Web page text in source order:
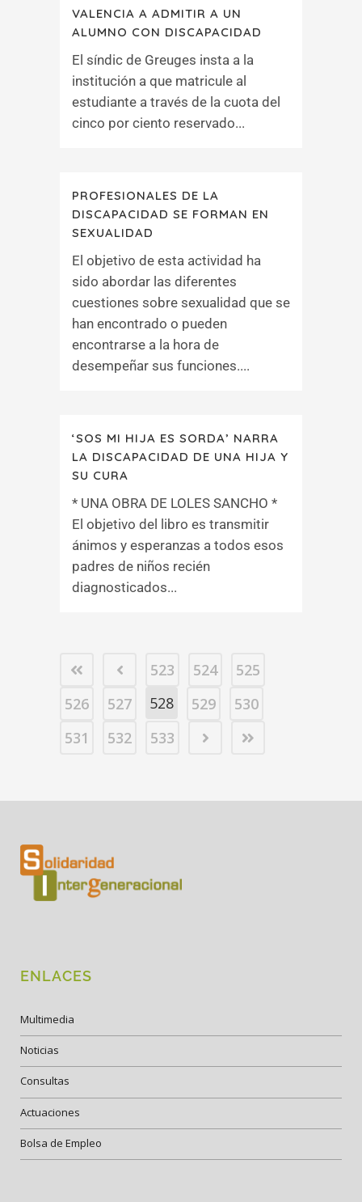
VALENCIA A ADMITIR A UN
ALUMNO CON DISCAPACIDAD
El síndic de Greuges insta a la
institución a que matricule al
estudiante a través de la cuota del
cinco por ciento reservado...
PROFESIONALES DE LA
DISCAPACIDAD SE FORMAN EN
SEXUALIDAD
El objetivo de esta actividad ha
sido abordar las diferentes
cuestiones sobre sexualidad que se
han encontrado o pueden
encontrarse a la hora de
desempeñar sus funciones....
‘SOS MI HIJA ES SORDA’ NARRA
LA DISCAPACIDAD DE UNA HIJA Y
SU CURA
* UNA OBRA DE LOLES SANCHO *
El objetivo del libro es transmitir
ánimos y esperanzas a todos esos
padres de niños recién
diagnosticados...
523 524
525
526
527 528 529
530
531
532 533
ENLACES
Multimedia
Noticias
Consultas
Actuaciones
Bolsa de Empleo